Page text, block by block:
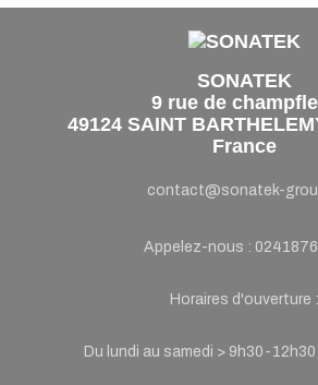
SONATEK
9 rue de
49124 SAINT
France
contact@sonatek-
Appelez-nous :
Horaires d'ouverture :
Du lundi au samedi > 9h30-